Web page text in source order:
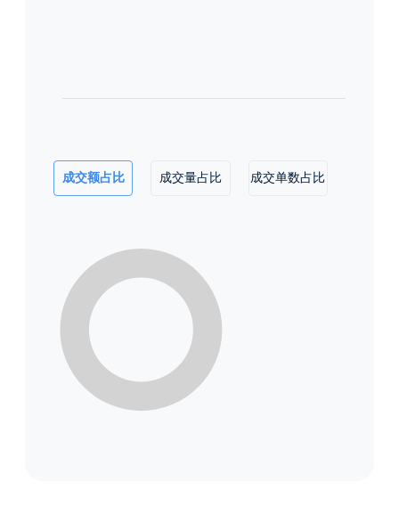
成交额占比 成交量占比 成交单数占比